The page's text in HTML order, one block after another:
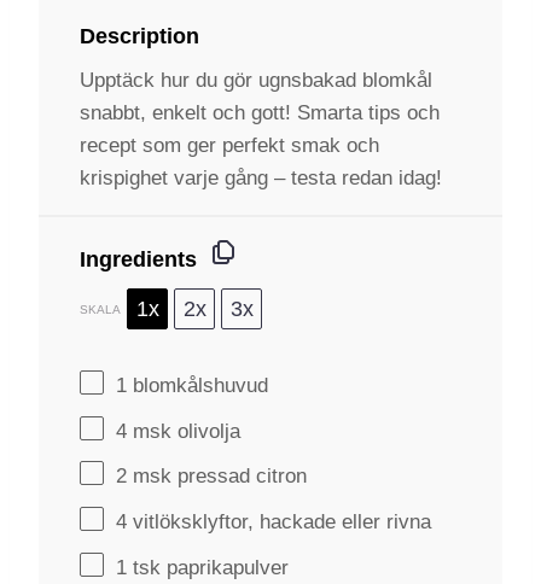
Description
Upptäck hur du gör ugnsbakad blomkål
snabbt, enkelt och gott! Smarta tips och
recept som ger perfekt smak och
krispighet varje gång – testa redan idag!
Ingredients
SKALA 1x 2x 3x
1 blomkålshuvud
4 msk olivolja
2 msk pressad citron
4 vitlöksklyftor, hackade eller rivna
1 tsk paprikapulver